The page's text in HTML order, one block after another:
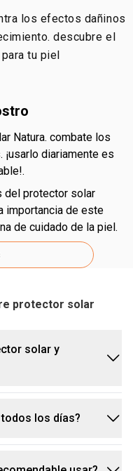
los efectos dañinos
descubre el
tu piel
diariamente es
importancia de este
de cuidado de la piel.
protector solar
solar y
existen
los días?